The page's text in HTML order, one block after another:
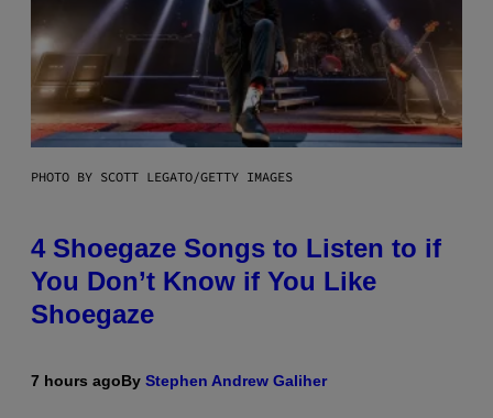
PHOTO BY SCOTT LEGATO/GETTY IMAGES
4 Shoegaze Songs to Listen to if
You Don’t Know if You Like
Shoegaze
7 hours agoBy Stephen Andrew Galiher